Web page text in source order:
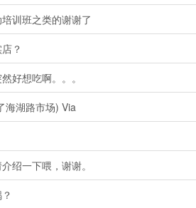
训班之类的谢谢了
？
好想吃啊。。。
海湖路市场) Via
绍一下喂，谢谢。